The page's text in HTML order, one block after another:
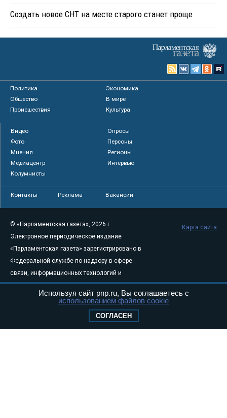
Создать новое СНТ на месте старого станет проще
Политика
Экономика
Общество
В мире
Происшествия
Культура
Видео
Опросы
Фото
Персоны
Мнения
Регионы
Медиацентр
Интервью
Колумнисты
Контакты Реклама Вакансии
© «Парламентская газета», 2026 г.
Электронное периодическое издание
«Парламентская газета» зарегистрировано в
Федеральной службе по надзору в сфере
связи, информационных технологий и
массовых коммуникаций (Роскомнадзор) 05
августа 2011 года. 18+
Свидетельство о регистрации Эл № ФС77-
Карта сайта
Используя сайт pnp.ru, Вы соглашаетесь с
использованием файлов cookie
СОГЛАСЕН